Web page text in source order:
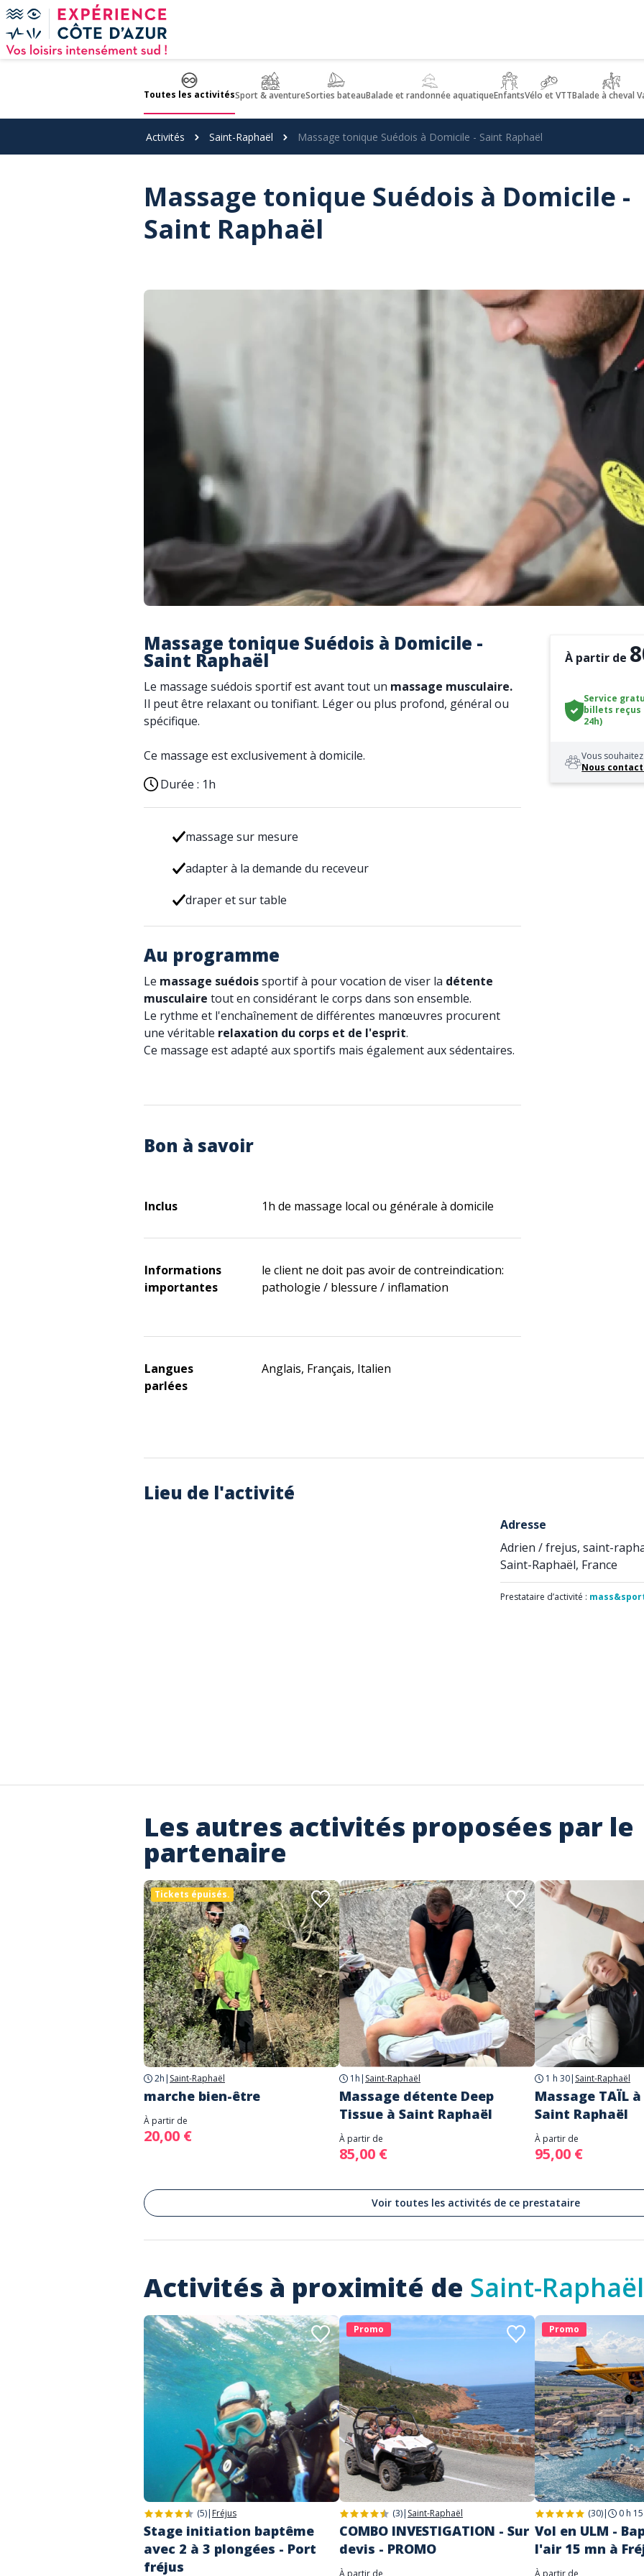
Panneau de gestion des cookies
Toutes les activitésSport & aventureSorties bateauBalade et randonnée aquatiqueEnfantsVélo et VTTBalade à cheval
Activités Saint-Raphaël Massage tonique Suédois à Domicile - Saint Raphaël
Massage tonique Suédois à Domicile -
Saint Raphaël
Massage tonique Suédois à Domicile -
Saint Raphaël
Le massage suédois sportif est avant tout un massage musculaire.
Il peut être relaxant ou tonifiant. Léger ou plus profond, général ou
spécifique.
Ce massage est exclusivement à domicile.
Durée : 1h
massage sur mesure
adapter à la demande du receveur
draper et sur table
Au programme
Le massage suédoissportif à pour vocation de viser la détente
musculaire tout en considérant le corps dans son ensemble.
Le rythme et l'enchaînement de différentes manœuvres procurent
une véritable relaxation du corps et de l'esprit.
Ce massage est adapté aux sportifs mais également aux sédentaires.
Bon à savoir
Inclus 1h de massage local ou générale à domicile
Informations
importantes
le client ne doit pas avoir de contreindication:
pathologie / blessure / inflamation
Langues
parlées
Anglais, Français, Italien
À partir de
Service
billets reçus
24h)
Vous
Nous
Lieu de l'activité
Adresse
Adrien / frejus, saint-
Saint-Raphaël, France
Prestataire d’activité :
Les autres activités proposées par le
partenaire
Tickets épuisés.
2h | Saint-Raphaël
marche bien-être
À partir de
20,00 €
1h | Saint-Raphaël
Massage détente Deep
Tissue à Saint Raphaël
À partir de
85,00 €
1 h 30| Saint-Raphaël
Massage TAÏL
Saint Raphaël
À partir de
95,00 €
Voir toutes les activités de ce prestataire
Activités à proximité de Saint-Raphaël
(5)| Fréjus
Stage initiation baptême
avec 2 à 3 plongées - Port
fréjus
Promo
(3)| Saint-Raphaël
COMBO INVESTIGATION - Sur
devis - PROMO
À partir de
Promo
(30)| 0 h 15
Vol en ULM -
l'air 15 mn à
À partir de